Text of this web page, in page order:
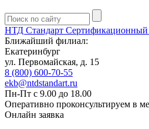
НТД Стандарт Сертификационный
Ближайший филиал:
Екатеринбург
ул. Первомайская, д. 15
8 (800) 600-70-55
ekb@ntdstandart.ru
Пн-Пт с 9.00 до 18.00
Оперативно проконсультируем в
Онлайн заявка